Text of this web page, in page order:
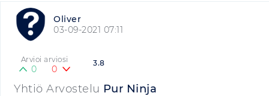
Oliver
03-09-2021 07:11
3.8
Arvioi arviosi
0 0
Yhtiö Arvostelu Pur Ninja